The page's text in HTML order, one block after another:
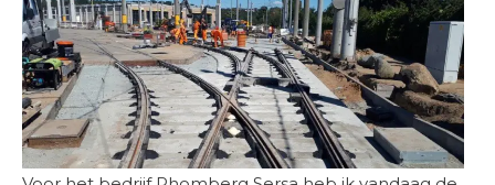
Rhomberg